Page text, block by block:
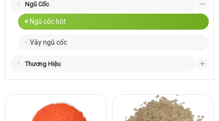
Ngũ Cốc
Ngũ cốc bột
Vảy ngũ cốc
Thương Hiệu